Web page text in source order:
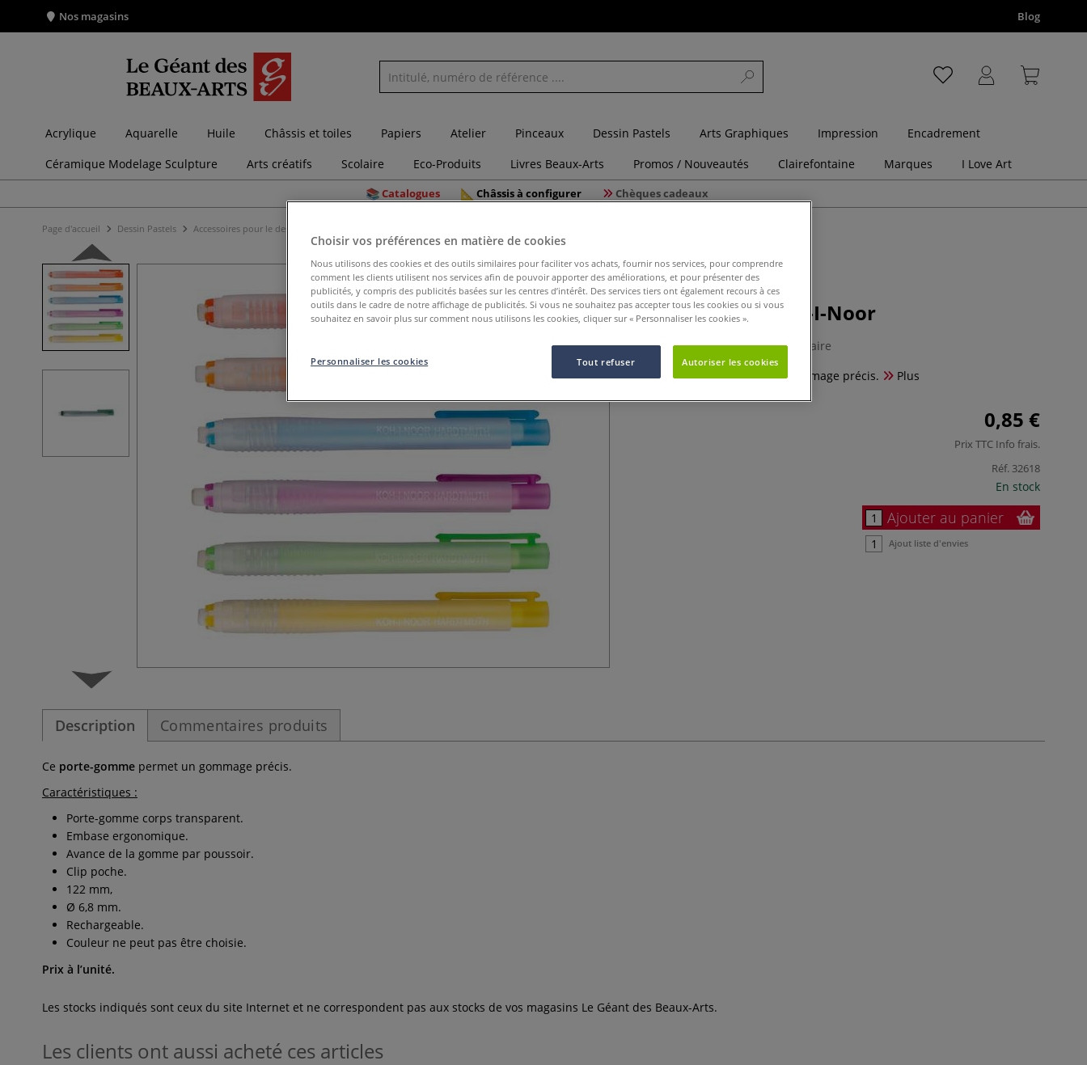
Nos magasins Blog
Acrylique Aquarelle Huile Châssis et toiles Papiers Atelier Pinceaux Dessin Pastels Arts Graphiques Impression
Encadrement
Céramique Modelage Sculpture
Arts créatifs Scolaire Eco-Produits Livres Beaux-Arts Promos / Nouveautés Clairefontaine Marques I Love Art
Catalogues Châssis à configurer Chèques cadeaux
Page d'accueil Dessin Pastels Accessoires pour le dessin
Porte-gomme Koh-I-Noor
1 Commentaire
Ce porte-gomme permet un gommage précis.
Plus
0,85 €
Prix TTC Info frais.
Réf. 32618
En stock
Ajouter au panier
Ajout liste d'envies
Description Commentaires produits
Ce porte-gomme permet un gommage précis.
Caractéristiques :
Porte-gomme corps transparent.
Embase ergonomique.
Avance de la gomme par poussoir.
Clip poche.
122 mm,
Ø 6,8 mm.
Rechargeable.
Couleur ne peut pas être choisie.
Prix à l’unité.
Les stocks indiqués sont ceux du site Internet et ne correspondent pas aux stocks de vos magasins Le Géant des Beaux-Arts.
Les clients ont aussi acheté ces articles
Choisir vos préférences en matière de cookies
Nous utilisons des cookies et des outils similaires pour faciliter vos achats, fournir nos services, pour comprendre
comment les clients utilisent nos services afin de pouvoir apporter des améliorations, et pour présenter des
publicités, y compris des publicités basées sur les centres d’intérêt. Des services tiers ont également recours à ces
outils dans le cadre de notre affichage de publicités. Si vous ne souhaitez pas accepter tous les cookies ou si vous
souhaitez en savoir plus sur comment nous utilisons les cookies, cliquer sur « Personnaliser les cookies ».
Tout refuser Autoriser les cookies
Personnaliser les cookies